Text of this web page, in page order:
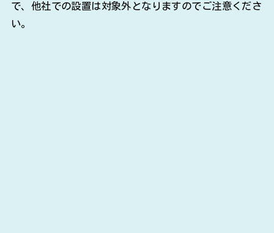
で、他社での設置は対象外となりますのでご注意くださ
い。